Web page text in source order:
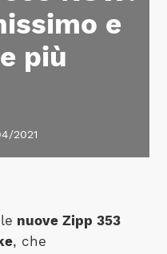
e
più
2021
nuove Zipp 353
, che